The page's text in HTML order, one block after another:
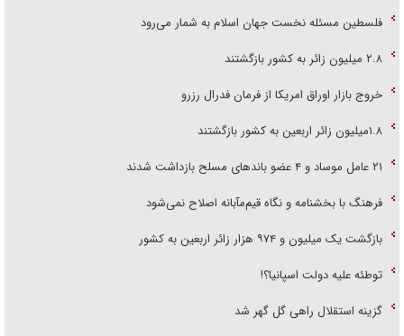
فلسطین مسئله نخست جهان اسلام به شمار می‌رود
۲.۸ میلیون زائر به کشور بازگشتند
خروج بازار اوراق امریکا از فرمان فدرال رزرو
۱.۸میلیون زائر اربعین به کشور بازگشتند
۲۱ عامل موساد و ۴ عضو باند‌های مسلح بازداشت شدند
فرهنگ با بخشنامه و نگاه قیم‌مآبانه اصلاح نمی‌شود
بازگشت یک میلیون و ۹۷۴ هزار زائر اربعین به کشور
توطئه علیه دولت اسپانیا؟!
گزینه استقلال راهی گل گهر شد